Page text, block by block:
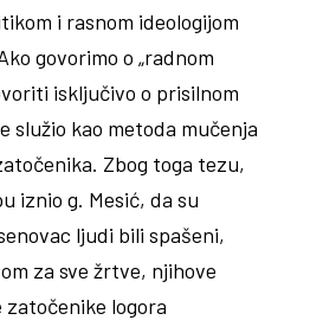
i rasnom ideologijom
govorimo o „radnom
isključivo o prisilnom
služio kao metoda mučenja
Zbog toga tezu,
iznio g. Mesić, da su
ljudi bili spašeni,
za sve žrtve, njihove
logora